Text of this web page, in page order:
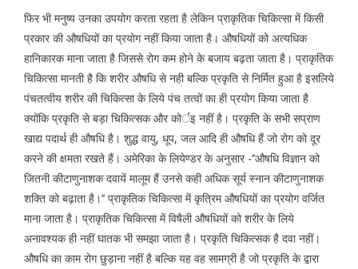
फिर भी मनुष्य उनका उपयोग करता रहता है लेकिन प्राकृतिक चिकित्सा में किसी
प्रकार की औषधियों का प्रयोग नहीं किया जाता है। औषधियों को अत्यधिक
हानिकारक माना जाता है जिससे रोग कम होने के बजाय बढ़ता जाता है। प्राकृतिक
चिकित्सा मानती है कि शरीर औषधि से नही बल्कि प्रकृति से निर्मित हुआ है इसलिये
पंचतत्वीय शरीर की चिकित्सा के लिये पंच तत्वों का ही प्रयोग किया जाता है
क्योंकि प्रकृति से बड़ा चिकित्सक और कोर्इ नहीं है। प्रकृति के सभी सप्राण
खाद्य पदार्थ ही औषधि है। शुद्ध वायु, धूप, जल आदि ही औषधि हैं जो रोग को दूर
करने की क्षमता रखते हैं। अमेरिका के लियेण्डर के अनुसार -’’औषधि विज्ञान को
जितनी कीटाणुनाशक दवायें मालूम हैं उनसे कही अधिक सूर्य स्नान कीटाणुनाशक
शक्ति को बढ़ाता है।’’ प्राकृतिक चिकित्सा में कृत्रिम औषधियों का प्रयोग वर्जित
माना जाता है। प्राकृतिक चिकित्सा में विषैली औषधियों को शरीर के लिये
अनावश्यक ही नहीं घातक भी समझा जाता है। प्रकृति चिकित्सक है दवा नहीं।
औषधि का काम रोग छुड़ाना नहीं है बल्कि यह वह सामग्री है जो प्रकृति के द्वारा